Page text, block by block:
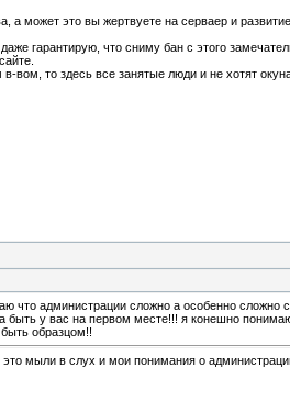
может это вы жертвуете на серваер и
гарантирую, что сниму бан с этого
то здесь все занятые люди и не хотят
что администрации сложно а особенно
быть у вас на первом месте!!! я конешно
образцом!!
мыли в слух и мои понимания о